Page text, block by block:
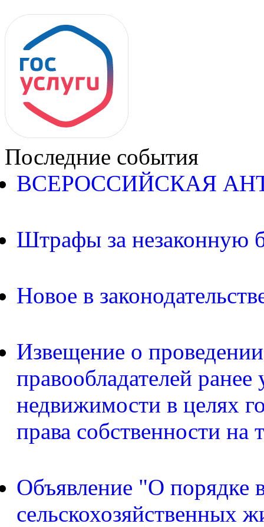
Последние события
ВСЕРОССИЙСКАЯ
Штрафы за незаконную
Новое в
Извещение о
правообладателей
недвижимости в целях
права собственности
Объявление "О порядке
сельскохозяйственных